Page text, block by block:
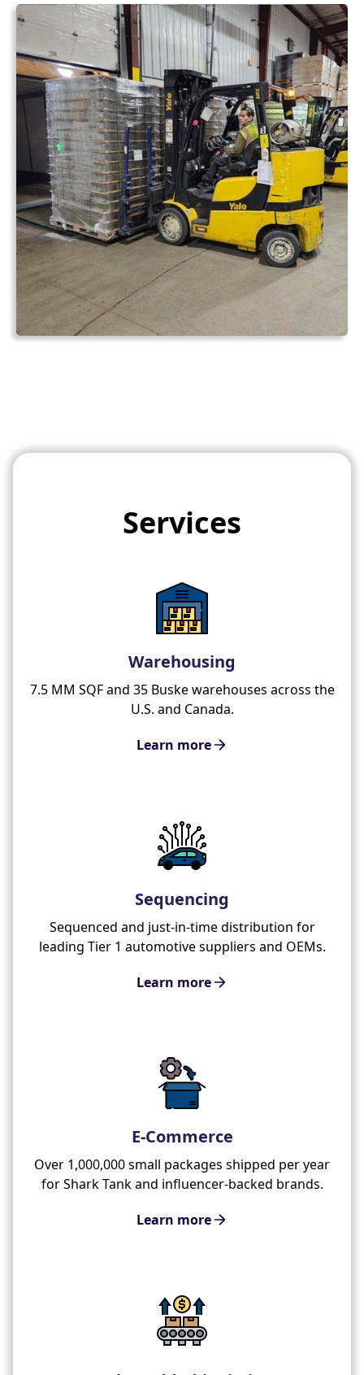
Services
Warehousing
7.5 MM SQF and 35 Buske warehouses across the
U.S. and Canada.
Learn more
Sequencing
Sequenced and just-in-time distribution for
leading Tier 1 automotive suppliers and OEMs.
Learn more
E-Commerce
Over 1,000,000 small packages shipped per year
for Shark Tank and influencer-backed brands.
Learn more